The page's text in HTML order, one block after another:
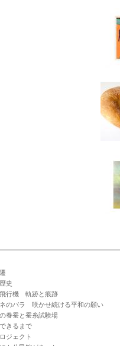
史
飛行機 軌跡と痕跡
ネのバラ 咲かせ続ける平和の願い
養蚕と蚕糸試験場
きるまで
ジェクト